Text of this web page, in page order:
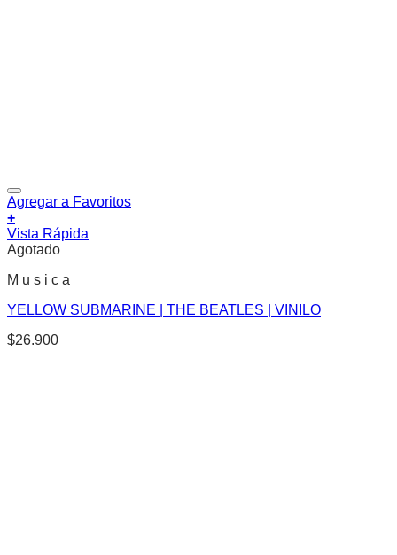
Agregar a Favoritos
+
Vista Rápida
Agotado
M u s i c a
YELLOW SUBMARINE | THE BEATLES | VINILO
$26.900